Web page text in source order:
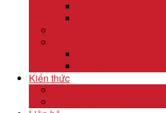
Kiến thức